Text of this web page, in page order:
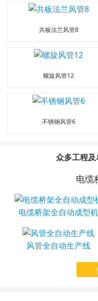
共板法兰风管8
螺旋风管12
不锈钢风管6
众多工程
电缆
电缆桥架全自动成型机
风管全自动生产线